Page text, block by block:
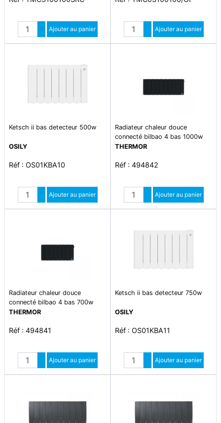
Quantité
Augmenter quantité
Diminuer quantité
Ajouter au panier Quantité
Augmenter quantité
Diminuer quantité
Ajouter au panier
Ketsch ii bas detecteur 500w
OSILY
Réf : OS01KBA10
Quantité
Augmenter quantité
Diminuer quantité
Ajouter au panier
Radiateur chaleur douce
connecté bilbao 4 bas 1000w
gris ardoise
THERMOR
Réf : 494842
Quantité
Augmenter quantité
Diminuer quantité
Ajouter au panier
Radiateur chaleur douce
connecté bilbao 4 bas 700w
gris ardoise
THERMOR
Réf : 494841
Quantité
Augmenter quantité
Diminuer quantité
Ajouter au panier
Ketsch ii bas detecteur 750w
OSILY
Réf : OS01KBA11
Quantité
Augmenter quantité
Diminuer quantité
Ajouter au panier